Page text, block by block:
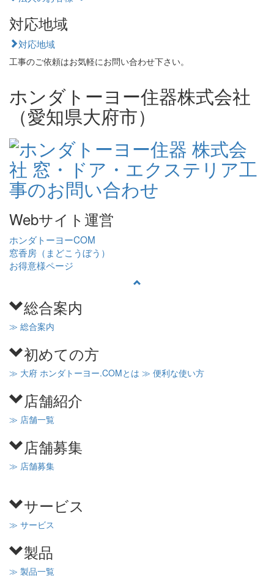
対応地域
対応地域
工事のご依頼はお気軽にお問い合わせ下さい。
ホンダトーヨー住器株式会社
（愛知県大府市）
Webサイト運営
ホンダトーヨーCOM
窓香房（まどこうぼう）
お得意様ページ
総合案内
≫ 総合案内
初めての方
≫ 大府 ホンダトーヨー.COMとは ≫ 便利な使い方
店舗紹介
≫ 店舗一覧
店舗募集
≫ 店舗募集
サービス
≫ サービス
製品
≫ 製品一覧